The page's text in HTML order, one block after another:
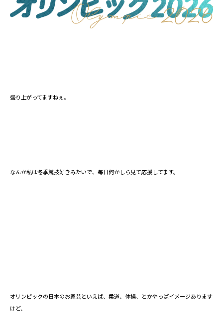
盛り上がってますねぇ。
なんか私は冬季競技好きみたいで、毎日何かしら見て応援してます。
オリンピックの日本のお家芸といえば、柔道、体操、とかやっぱイメージあります
けど、